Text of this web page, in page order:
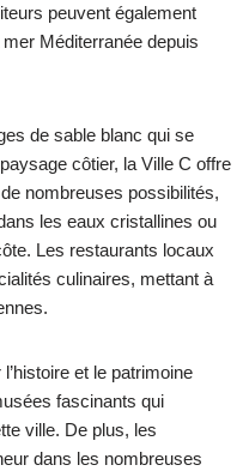
peuvent également
Méditerranée depuis
de sable blanc qui se
côtier, la Ville C offre
nombreuses possibilités,
les eaux cristallines ou
Les restaurants locaux
culinaires, mettant à
et le patrimoine
fascinants qui
ville. De plus, les
dans les nombreuses